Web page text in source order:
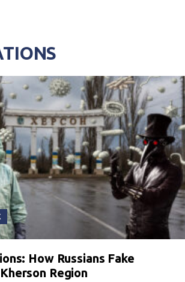
How Russians Fake
Region